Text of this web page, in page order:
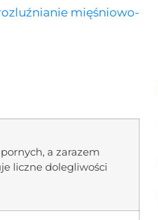
mięśniowo-
a zarazem
liczne dolegliwości